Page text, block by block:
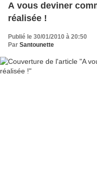
A vous deviner
réalisée !
Publié le 30/01/2010 à 20:50
Par Santounette